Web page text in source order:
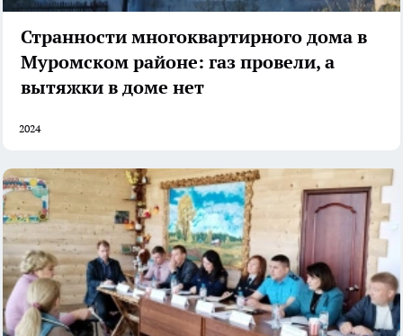
Странности многоквартирного дома в
Муромском районе: газ провели, а
вытяжки в доме нет
2024